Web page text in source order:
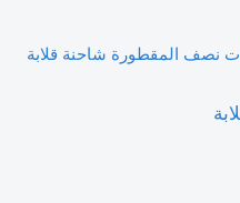
نصف المقطورة شاحنة قلابة